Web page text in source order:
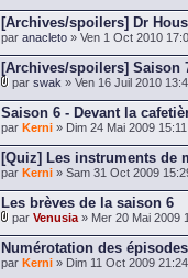
[Archives/spoilers] Dr
par anacleto » Ven 1 Oct 2010
[Archives/spoilers] Saison
par swak » Ven 16 Juil 2010
Saison 6 - Devant la
par Kerni » Dim 24 Mai 2009 15:11
[Quiz] Les instruments de
par Kerni » Sam 31 Oct 2009
Les brèves de la saison 6
par Venusia » Mer 20 Mai 2009
Numérotation des
par Kerni » Dim 11 Oct 2009 21:24